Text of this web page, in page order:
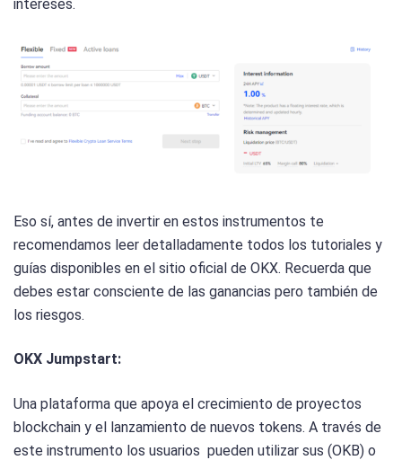
intereses.
Eso sí, antes de invertir en estos instrumentos te
recomendamos leer detalladamente todos los tutoriales y
guías disponibles en el sitio oficial de OKX. Recuerda que
debes estar consciente de las ganancias pero también de
los riesgos.
OKX Jumpstart:
Una plataforma que apoya el crecimiento de proyectos
blockchain y el lanzamiento de nuevos tokens. A través de
este instrumento los usuarios pueden utilizar sus (OKB) o